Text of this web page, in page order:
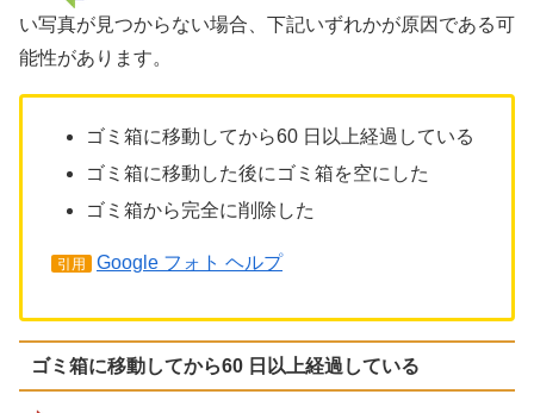
い写真が見つからない場合、下記いずれかが原因である可
能性があります。
ゴミ箱に移動してから60 日以上経過している
ゴミ箱に移動した後にゴミ箱を空にした
ゴミ箱から完全に削除した
引用 Google フォト ヘルプ
ゴミ箱に移動してから60 日以上経過している